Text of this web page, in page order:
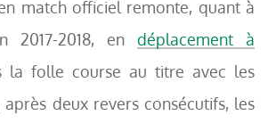
match officiel remonte, quant à
2017-2018, en déplacement à
la folle course au titre avec les
après deux revers consécutifs, les